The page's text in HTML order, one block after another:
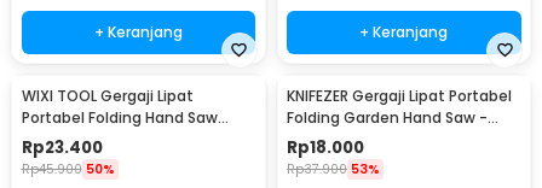
+ Keranjang + Keranjang
WIXI TOOL Gergaji Lipat
Portabel Folding Hand Saw
39cm - JSZ-002
Rp23.400
Rp45.900 50%
KNIFEZER Gergaji Lipat Portabel
Folding Garden Hand Saw -
LA145
Rp18.000
Rp37.900 53%